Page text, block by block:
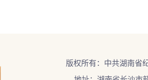
版权所有：中共湖南省